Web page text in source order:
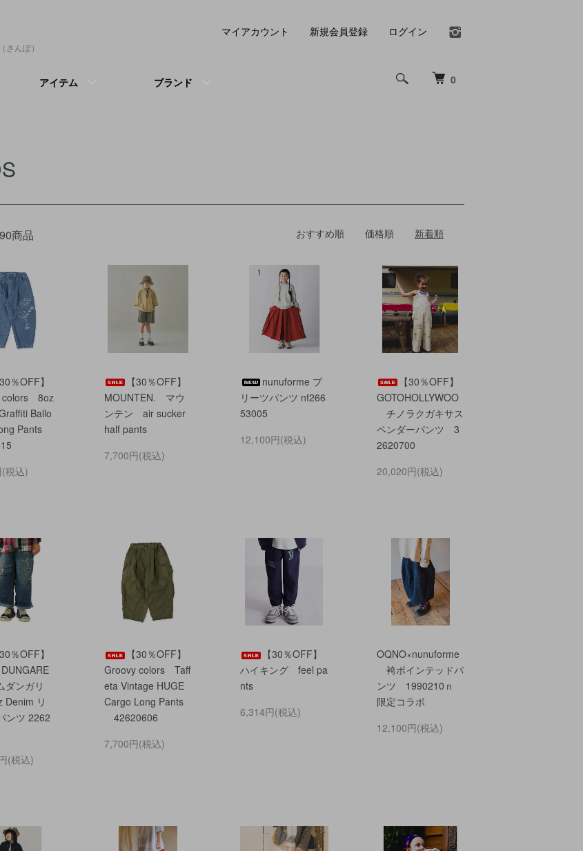
んぽ）
0
アイテム ブランド
マイアカウント 新規会員登録 ログイン
商品 おすすめ順 価格順 新着順
30％OFF】
colors 8oz
Ballo
Pants
税込)
【30％OFF】
MOUNTEN. マウ
ンテン air sucker
half pants
7,700円(税込)
nunuforme プ
リーツパンツ nf266
53005
12,100円(税込)
【30％OFF】
GOTOHOLLYWOO
チノラクガキサス
ペンダーパンツ 3
2620700
20,020円(税込)
30％OFF】
ダンガリ
リ
ンツ 2262
(税込)
【30％OFF】
Groovy colors Taff
eta Vintage HUGE
Cargo Long Pants
42620606
7,700円(税込)
【30％OFF】
ハイキング feel pa
nts
6,314円(税込)
OQNO×nunuforme
袴ポインテッドパ
ンツ 1990210ｎ
限定コラボ
12,100円(税込)